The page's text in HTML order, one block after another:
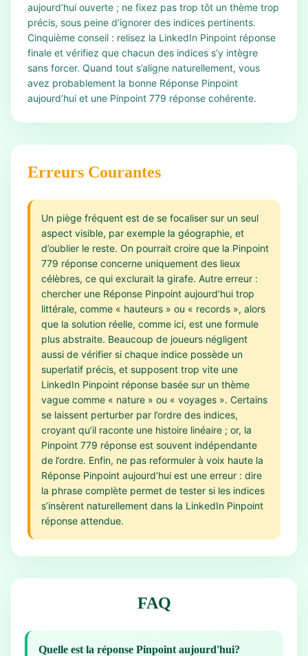
aujourd’hui ouverte ; ne fixez pas trop tôt un thème trop
précis, sous peine d’ignorer des indices pertinents.
Cinquième conseil : relisez la LinkedIn Pinpoint réponse
finale et vérifiez que chacun des indices s’y intègre
sans forcer. Quand tout s’aligne naturellement, vous
avez probablement la bonne Réponse Pinpoint
aujourd’hui et une Pinpoint 779 réponse cohérente.
Erreurs Courantes
Un piège fréquent est de se focaliser sur un seul
aspect visible, par exemple la géographie, et
d’oublier le reste. On pourrait croire que la Pinpoint
779 réponse concerne uniquement des lieux
célèbres, ce qui exclurait la girafe. Autre erreur :
chercher une Réponse Pinpoint aujourd’hui trop
littérale, comme « hauteurs » ou « records », alors
que la solution réelle, comme ici, est une formule
plus abstraite. Beaucoup de joueurs négligent
aussi de vérifier si chaque indice possède un
superlatif précis, et supposent trop vite une
LinkedIn Pinpoint réponse basée sur un thème
vague comme « nature » ou « voyages ». Certains
se laissent perturber par l’ordre des indices,
croyant qu’il raconte une histoire linéaire ; or, la
Pinpoint 779 réponse est souvent indépendante
de l’ordre. Enfin, ne pas reformuler à voix haute la
Réponse Pinpoint aujourd’hui est une erreur : dire
la phrase complète permet de tester si les indices
s’insèrent naturellement dans la LinkedIn Pinpoint
réponse attendue.
FAQ
Quelle est la réponse Pinpoint aujourd'hui?